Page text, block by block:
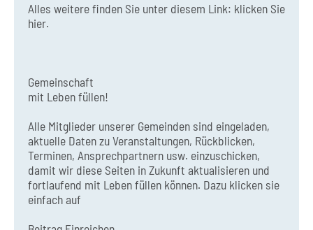
Alles weitere finden Sie unter diesem Link: klicken Sie
hier.
Gemeinschaft
mit Leben füllen!
Alle Mitglieder unserer Gemeinden sind eingeladen,
aktuelle Daten zu Veranstaltungen, Rückblicken,
Terminen, Ansprechpartnern usw. einzuschicken,
damit wir diese Seiten in Zukunft aktualisieren und
fortlaufend mit Leben füllen können. Dazu klicken sie
einfach auf